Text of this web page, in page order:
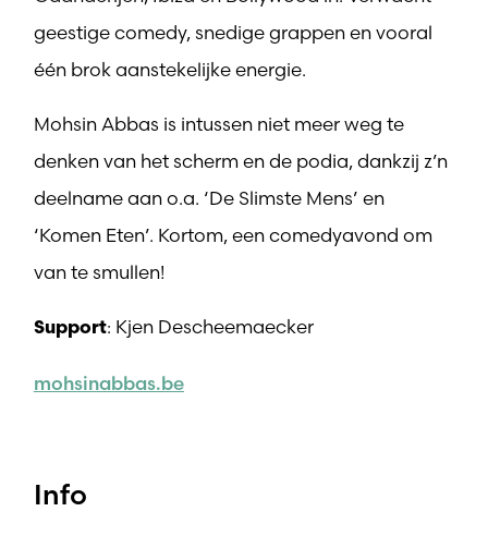
geestige comedy, snedige grappen en vooral
één brok aanstekelijke energie.
Mohsin Abbas is intussen niet meer weg te
denken van het scherm en de podia, dankzij z’n
deelname aan o.a. ‘De Slimste Mens’ en
‘Komen Eten’. Kortom, een comedyavond om
van te smullen!
Support: Kjen Descheemaecker
mohsinabbas.be
Info